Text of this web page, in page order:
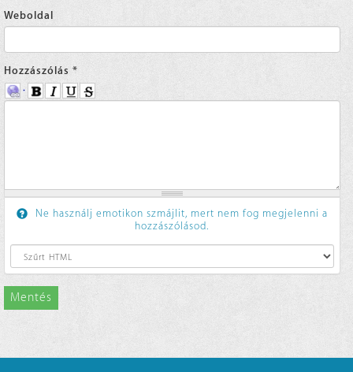
Weboldal
Hozzászólás *
Ne használj emotikon szmájlit, mert nem fog megjelenni a
hozzászólásod.
Mentés